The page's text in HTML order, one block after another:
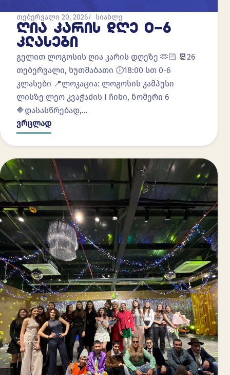
თებერვალი 20, 2026 სიახლე
ᲦᲘᲐ ᲙᲐᲠᲘᲡ ᲓᲦᲔ 0-6
ᲙᲚᲐᲡᲔᲑᲘ
გელით ლოგოსის ღია კარის დღეზე 🫶🏻 📆26
თებერვალი, ხუთშაბათი 🕕18:00 სთ 0-6
კლასები 📍ლოკაცია: ლოგოსის კამპუსი
ლისზე ლეო კვაჭაძის I ჩიხი, ნომერი 6
🔶დასასწრებად,…
ვრცლად